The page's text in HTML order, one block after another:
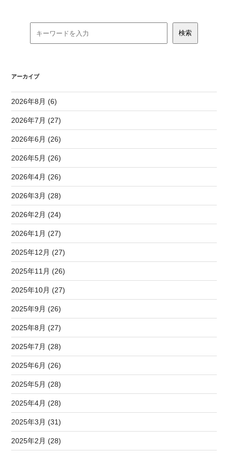
アーカイブ
2026年8月 (6)
2026年7月 (27)
2026年6月 (26)
2026年5月 (26)
2026年4月 (26)
2026年3月 (28)
2026年2月 (24)
2026年1月 (27)
2025年12月 (27)
2025年11月 (26)
2025年10月 (27)
2025年9月 (26)
2025年8月 (27)
2025年7月 (28)
2025年6月 (26)
2025年5月 (28)
2025年4月 (28)
2025年3月 (31)
2025年2月 (28)